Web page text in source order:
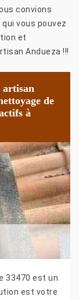
convions
vous pouvez
et
Andueza !!!
artisan
de
à
33470 est un
est votre